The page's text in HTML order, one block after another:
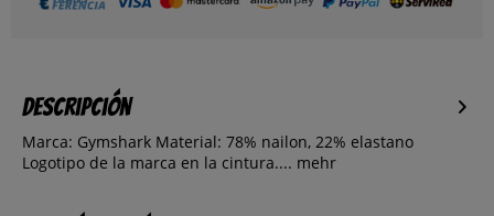
Descripción
Marca: Gymshark Material: 78% nailon, 22% elastano
Logotipo de la marca en la cintura.... mehr